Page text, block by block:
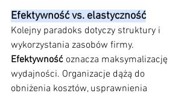
Efektywność vs. elastyczność
Kolejny paradoks dotyczy struktury i
wykorzystania zasobów firmy.
Efektywność oznacza maksymalizację
wydajności. Organizacje dążą do
obniżenia kosztów, usprawnienia